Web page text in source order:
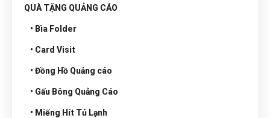
QUÀ TẶNG QUẢNG CÁO
• Bìa Folder
• Card Visit
• Đồng Hồ Quảng cáo
• Gấu Bông Quảng Cáo
• Miếng Hít Tủ Lạnh